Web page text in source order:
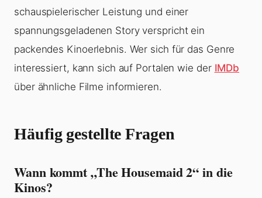
schauspielerischer Leistung und einer
spannungsgeladenen Story verspricht ein
packendes Kinoerlebnis. Wer sich für das Genre
interessiert, kann sich auf Portalen wie der IMDb
über ähnliche Filme informieren.
Häufig gestellte Fragen
Wann kommt „The Housemaid 2“ in die
Kinos?